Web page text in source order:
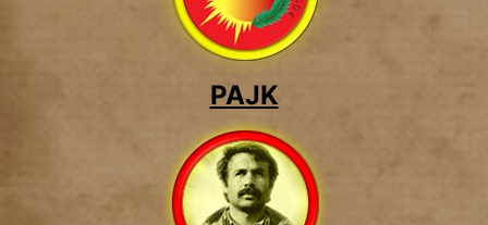
PAJK